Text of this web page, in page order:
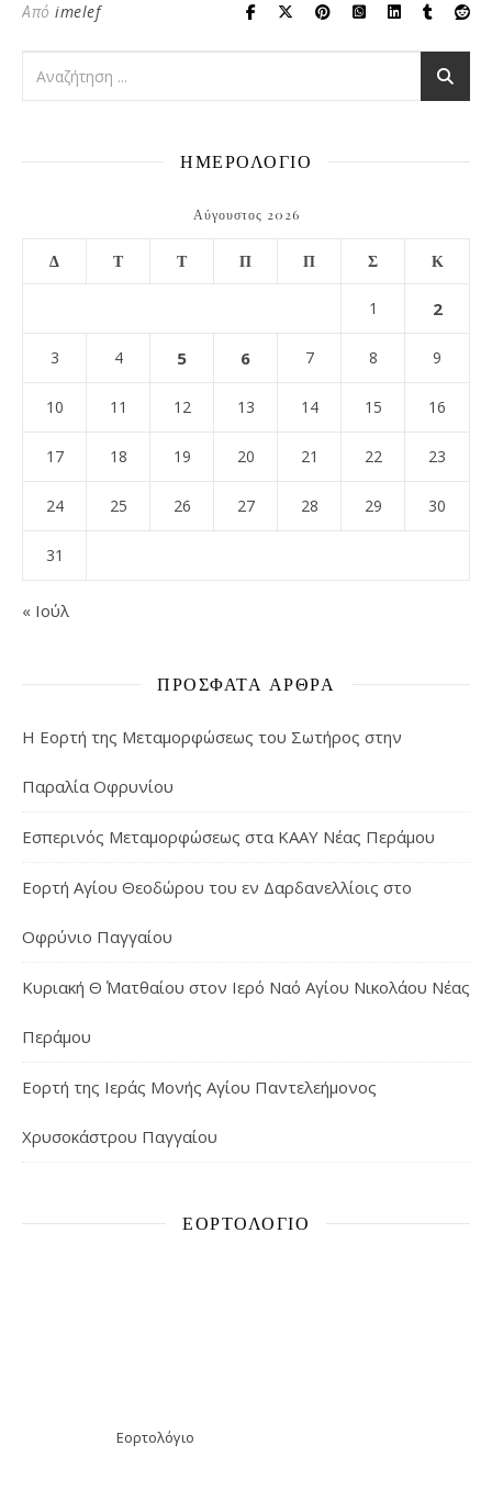
Από imelef
ΗΜΕΡΟΛΟΓΙΟ
Αύγουστος 2026
Δ Τ Τ Π Π Σ Κ
1 2
3 4 5 6 7 8 9
10 11 12 13 14 15 16
17 18 19 20 21 22 23
24 25 26 27 28 29 30
31
« Ιούλ
ΠΡΌΣΦΑΤΑ ΆΡΘΡΑ
Η Εορτή της Μεταμορφώσεως του Σωτήρος στην
Παραλία Οφρυνίου
Εσπερινός Μεταμορφώσεως στα ΚΑΑΥ Νέας Περάμου
Εορτή Αγίου Θεοδώρου του εν Δαρδανελλίοις στο
Οφρύνιο Παγγαίου
Κυριακή Θ΄ Ματθαίου στον Ιερό Ναό Αγίου Νικολάου Νέας
Περάμου
Εορτή της Ιεράς Μονής Αγίου Παντελεήμονος
Χρυσοκάστρου Παγγαίου
ΕΟΡΤΟΛΌΓΙΟ
Εορτολόγιο